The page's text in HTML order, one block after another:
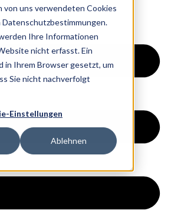
von uns verwendeten Cookies
Datenschutzbestimmungen.
Ihre Informationen
nicht erfasst. Ein
in Ihrem Browser gesetzt, um
Sie nicht nachverfolgt
Einstellungen
Ablehnen